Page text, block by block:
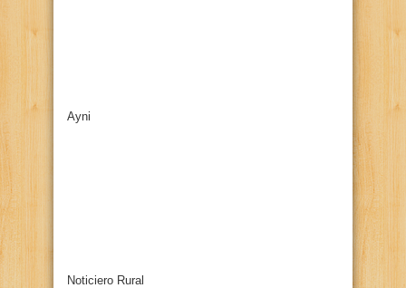
Ayni
Noticiero Rural